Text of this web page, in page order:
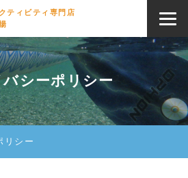
ティビティ専門店
バシーポリシー
リシー